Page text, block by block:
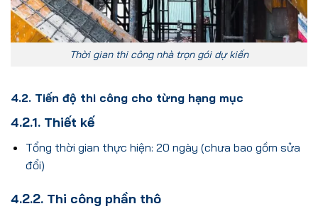
Thời gian thi công nhà trọn gói dự kiến
4.2. Tiến độ thi công cho từng hạng mục
4.2.1. Thiết kế
Tổng thời gian thực hiện: 20 ngày (chưa bao gồm sửa
đổi)
4.2.2. Thi công phần thô